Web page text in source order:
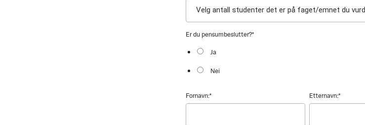
Er du pensumbeslutter?*
Ja
Nei
Fornavn:* Etternavn:*